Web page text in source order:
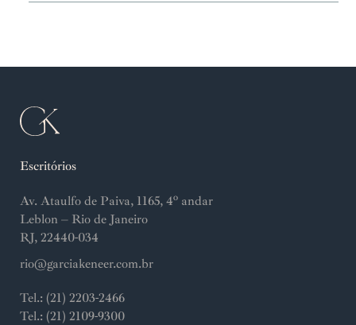
Escritórios
Av. Ataulfo de Paiva, 1165, 4º andar
Leblon – Rio de Janeiro
RJ, 22440-034
rio@garciakeneer.com.br
Tel.: (21) 2203-2466
Tel.: (21) 2109-9300